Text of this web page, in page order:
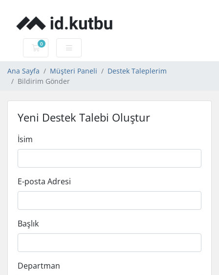
0
Sepet
Ana Sayfa Müşteri Paneli
Destek Taleplerim
Bildirim Gönder
Yeni Destek Talebi Oluştur
İsim
E-posta Adresi
Başlık
Departman